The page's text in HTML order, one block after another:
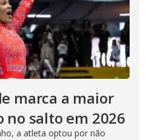
marca a maior
salto em 2026
a atleta optou por não